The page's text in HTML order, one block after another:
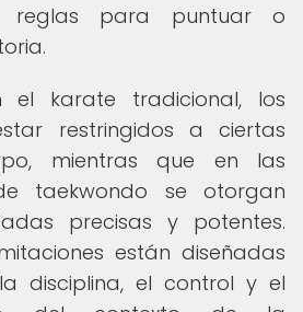
reglas para puntuar o
el karate tradicional, los
restringidos a ciertas
mientras que en las
taekwondo se otorgan
precisas y potentes.
están diseñadas
disciplina, el control y el